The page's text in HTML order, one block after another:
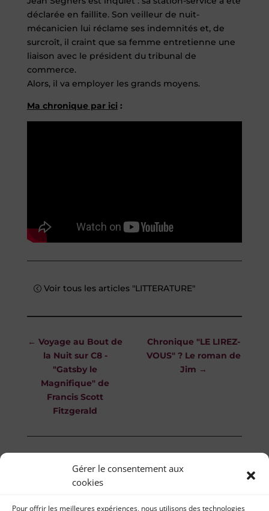
Gérer le consentement aux
cookies
Pour offrir les meilleures expériences, nous utilisons des technologies
déclarée en faillite. Son veilleur de nuit-
mécanicien lui réclame ses indemnités et, de
surcroît, il craint que sa femme entretienne une
liaison avec le président du tribunal de
commerce.
Alors, il va employer les grands moyens.
Ma chronique par ici:
Voir tous les articles "LITTERATURE"
←Voyage au Bout de
la Nuit sur C8 -
"Gatsby le
Magnifique" de
Francis Scott
Fitzgerald
Chronique "LE LIREZ-
VOUS" ? Le roman de
Jim →